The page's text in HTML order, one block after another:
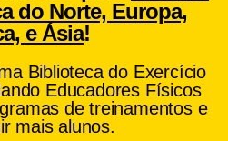
do Norte, Europa,
e Ásia!
Biblioteca do Exercício
Educadores Físicos
de treinamentos e
mais alunos.